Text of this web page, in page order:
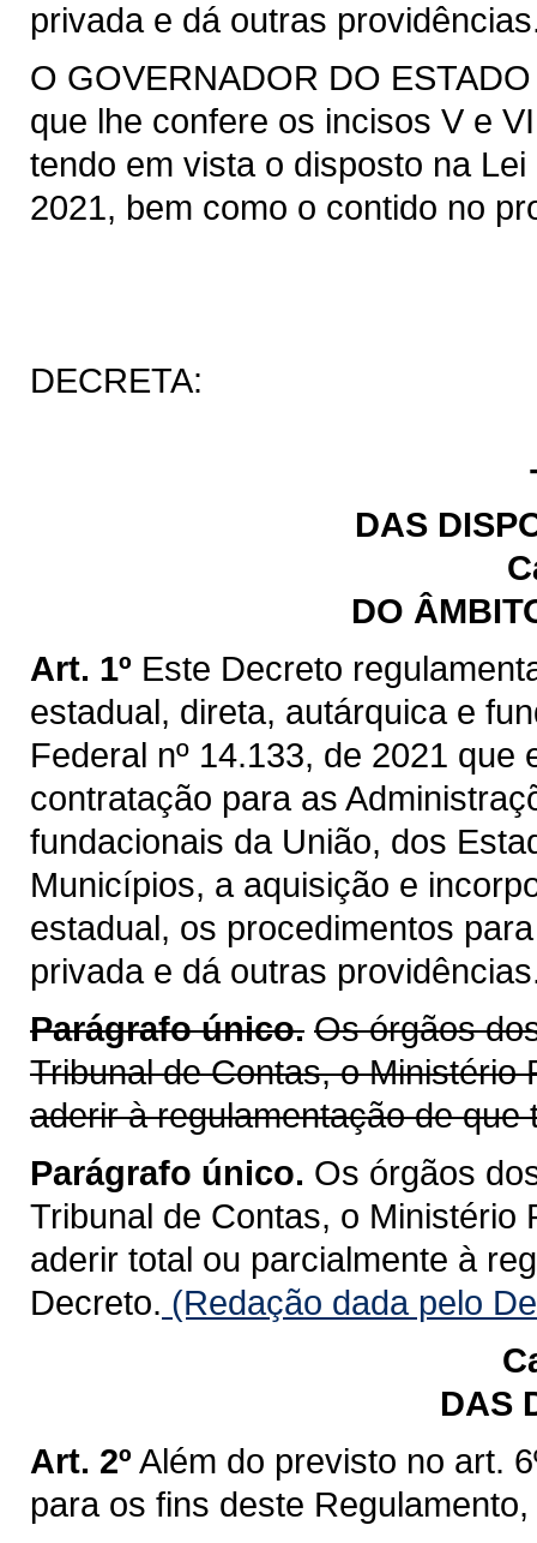
privada e dá outras
O GOVERNADOR DO
que lhe confere os incisos V e
tendo em vista o disposto na
2021, bem como o contido no
DECRETA:
DAS
DO
Art. 1º Este Decreto
estadual, direta, autárquica e
Federal nº 14.133, de 2021
contratação para as
fundacionais da União, dos
Municípios, a aquisição e
estadual, os procedimentos
privada e dá outras
Parágrafo único. Os órgãos
Tribunal de Contas, o Ministério
aderir à regulamentação de que
Parágrafo único. Os órgãos
Tribunal de Contas, o Ministério
aderir total ou parcialmente à
Decreto. (Redação dada pelo
DAS
Art. 2º Além do previsto no art.
para os fins deste